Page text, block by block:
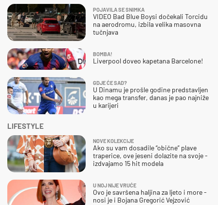
POJAVILA SE SNIMKA
VIDEO Bad Blue Boysi dočekali Torcidu
na aerodromu, izbila velika masovna
tučnjava
BOMBA!
Liverpool doveo kapetana Barcelone!
GDJE ĆE SAD?
U Dinamu je prošle godine predstavljen
kao mega transfer, danas je pao najniže
u karijeri
LIFESTYLE
NOVE KOLEKCIJE
Ako su vam dosadile “obične” plave
traperice, ove jeseni dolazite na svoje -
izdvajamo 15 hit modela
U NOJ NIJE VRUĆE
Ovo je savršena haljina za ljeto i more -
nosi je i Bojana Gregorić Vejzović